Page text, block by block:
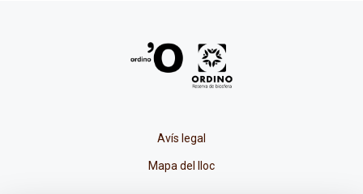
Avís legal
Mapa del lloc